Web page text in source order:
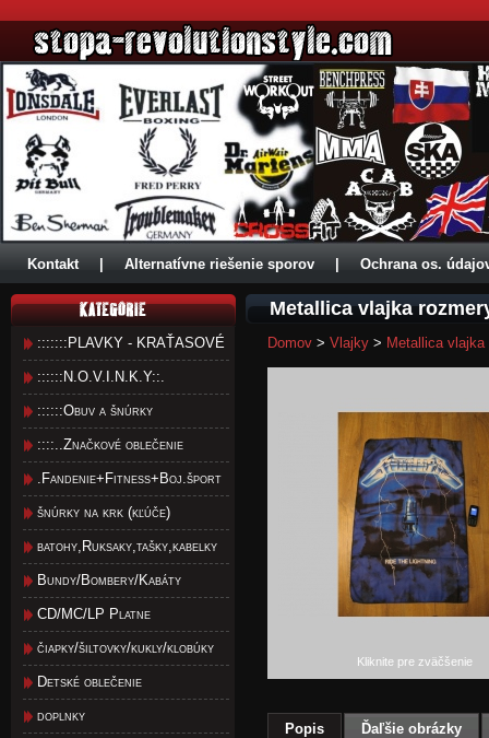
Kontakt Alternatívne riešenie sporov Ochrana os.
:::::::PLAVKY - KRAŤASOVÉ
::::::N.O.V.I.N.K.Y::.
::::::Obuv a šnúrky
::::..Značkové oblečenie
.Fandenie+Fitness+Boj.šport
šnúrky na krk (kľúče)
batohy,Ruksaky,tašky,kabelky
Bundy/Bombery/Kabáty
CD/MC/LP Platne
čiapky/šiltovky/kukly/klobúky
Detské oblečenie
doplnky
Metallica vlajka
Domov > Vlajky > Metallica
Kliknite pre zväčšenie
Popis Ďaľšie obrázky